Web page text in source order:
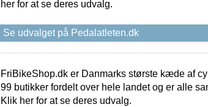
her for at se deres udvalg.
Se udvalget på Pedalatleten.dk
FriBikeShop.dk er Danmarks største kæde af
99 butikker fordelt over hele landet og er alle
Klik her for at se deres udvalg.